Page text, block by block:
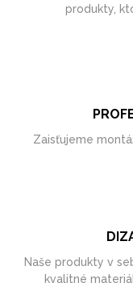
produkty,
Zaisťujeme
Naše produkty v
kvalitné